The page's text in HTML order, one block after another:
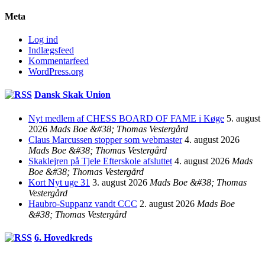
Meta
Log ind
Indlægsfeed
Kommentarfeed
WordPress.org
Dansk Skak Union
Nyt medlem af CHESS BOARD OF FAME i Køge 5. august
2026 Mads Boe &#38; Thomas Vestergård
Claus Marcussen stopper som webmaster 4. august 2026
Mads Boe &#38; Thomas Vestergård
Skaklejren på Tjele Efterskole afsluttet 4. august 2026 Mads
Boe &#38; Thomas Vestergård
Kort Nyt uge 31 3. august 2026 Mads Boe &#38; Thomas
Vestergård
Haubro-Suppanz vandt CCC 2. august 2026 Mads Boe
&#38; Thomas Vestergård
6. Hovedkreds